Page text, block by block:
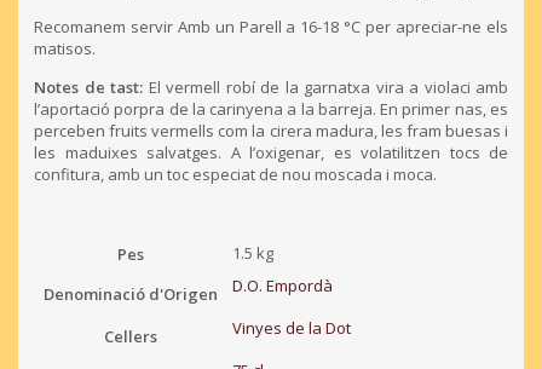
Recomanem servir Amb un Parell a 16-18 °C per apreciar-ne els
matisos.
Notes de tast: El vermell robí de la garnatxa vira a violaci amb
l’aportació porpra de la carinyena a la barreja. En primer nas, es
perceben fruits vermells com la cirera madura, les fram buesas i
les maduixes salvatges. A l’oxigenar, es volatilitzen tocs de
confitura, amb un toc especiat de nou moscada i moca.
Pes
1.5 kg
Denominació d'Origen
D.O. Empordà
Cellers Vinyes de la Dot